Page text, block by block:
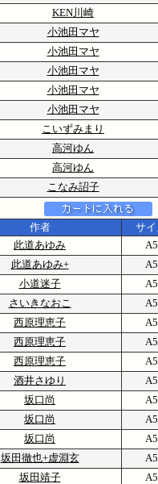
KEN川崎
小池田マヤ
小池田マヤ
小池田マヤ
小池田マヤ
小池田マヤ
こいずみまり
高河ゆん
高河ゆん
こなみ詔子
作者 サ
此道あゆみ A5
此道あゆみ+ A5
小道迷子 A5
さいきなおこ A5
西原理恵子 A5
西原理恵子 A5
西原理恵子 A5
酒井さゆり A5
坂口尚 A5
坂口尚 A5
坂口尚 A5
坂田徹也+虚淵玄 A5
坂田靖子 A5